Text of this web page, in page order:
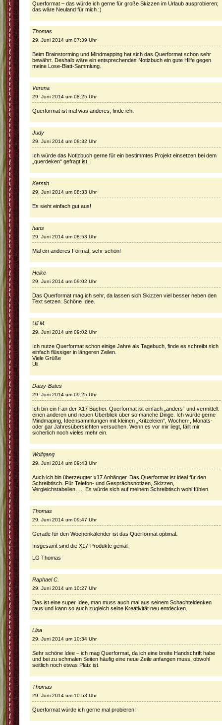
Querformat – das würde ich gerne für große Skizzen im Urlaub ausprobieren;
das wäre Neuland für mich :)
Thomas
29. Juni 2014 um 07:39 Uhr
Beim Brainstorming und Mindmapping hat sich das Querformat schon sehr
bewährt. Deshalb wäre ein entsprechendes Notizbuch ein gute Hilfe gegen
meine Lose-Blatt-Sammlung.
Verena
29. Juni 2014 um 08:25 Uhr
Querformat ist mal was anderes, finde ich.
Judy
29. Juni 2014 um 08:32 Uhr
Ich würde das Notizbuch gerne für ein bestimmtes Projekt einsetzen bei dem
„querdeken“ gefragt ist.
Kerstin
29. Juni 2014 um 08:33 Uhr
Es sieht einfach gut aus!
hans
29. Juni 2014 um 08:53 Uhr
Mal ein anderes Format, sehr schön!
Heike
29. Juni 2014 um 09:02 Uhr
Das Querformat mag ich sehr, da lassen sich Skizzen viel besser neben den
Text setzen. Schöne Idee.
Uli M.
29. Juni 2014 um 09:02 Uhr
Ich nutze Querformat schon einige Jahre als Tagebuch, finde es schreibt sich
einfach flüssiger in längeren Zeilen.
Viele Grüße
Uli
Daisy-Bates
29. Juni 2014 um 09:25 Uhr
Ich bin ein Fan der X17 Bücher. Querformat ist einfach „anders“ und vermittelt
einen anderen und neuen Überblick über so manche Dinge. Ich würde gerne
Mindmaping, Ideensammlungen mit kleinen „Kritzeleien“, Wochen-, Monats-
oder gar Jahresübersichten versuchen. Wenn es vor mir liegt, fällt mir
sicherlich noch vieles mehr ein.
Wolfgang
29. Juni 2014 um 09:43 Uhr
Auch ich bin überzeugter x17 Anhänger. Das Querformat ist ideal für den
Schreibtisch. Für Telefon- und Gesprächsnotizen, Skizzen,
Vergleichstabellen….. Es würde sich auf meinem Schreibtisch wohl fühlen.
Thomas
29. Juni 2014 um 09:47 Uhr
Gerade für den Wochenkalender ist das Querformat optimal.
Insgesamt sind die X17-Produkte genial.
LG Thomas
Raphael C.
29. Juni 2014 um 10:27 Uhr
Das ist eine super Idee, man muss auch mal aus seinem Schachteldenken
raus und kann so auch zugleich seine Kreativität neu entdecken.
Lisa
29. Juni 2014 um 10:34 Uhr
Sehr schöne Idee – ich mag Querformat, da ich eine breite Handschrift habe
und bei zu schmalen Seiten häufig eine neue Zeile anfangen muss, obwohl
seitlich noch etwas Platz ist.
Thomas
29. Juni 2014 um 10:53 Uhr
Querformat würde ich gerne mal probieren!